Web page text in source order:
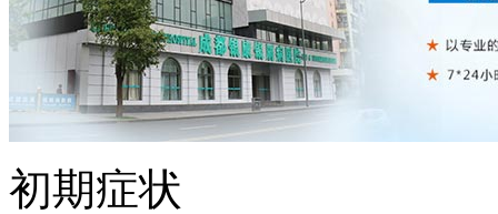
初期症状